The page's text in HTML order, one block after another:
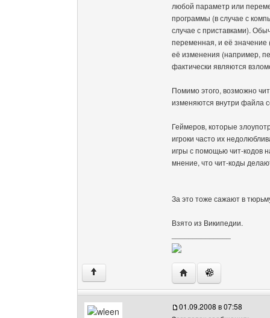
любой параметр или
программы (в случае с
случае с приставками).
переменная, и её
её изменения (например,
фактически являются
Помимо этого, возможно
изменяются внутри файла
Геймеров, которые
игроки часто их
игры с помощью чит-кодов
мнение, что чит-коды
За это тоже сажают в
Взято из Википедии.
↑ Посетить сайт
01.09.2008 в 07:58